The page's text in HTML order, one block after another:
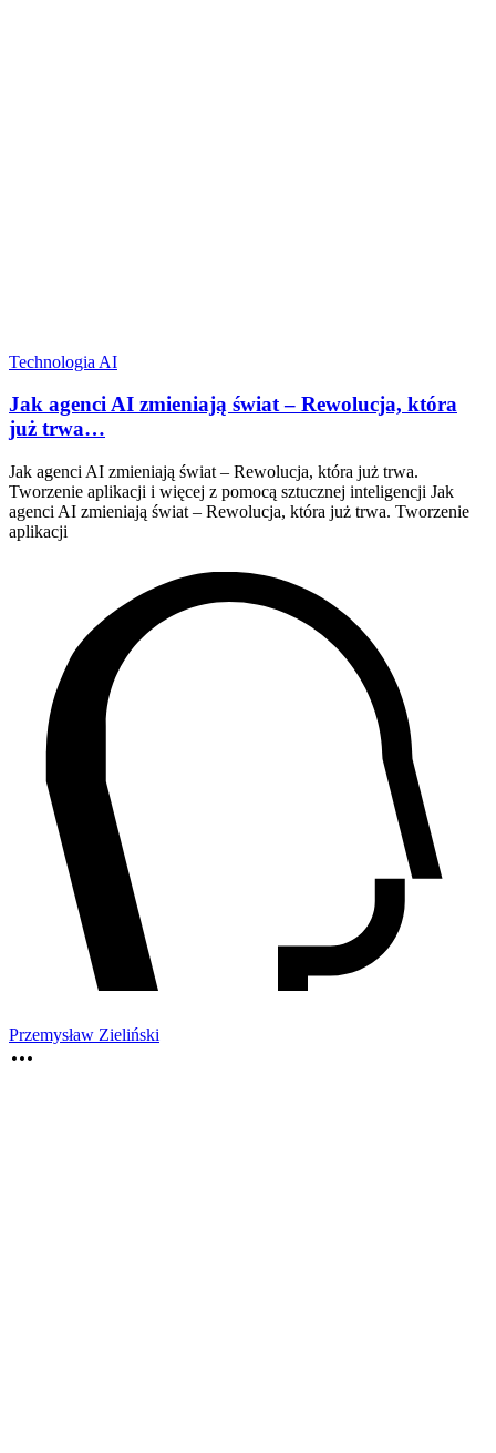
Technologia AI
Jak agenci AI zmieniają świat – Rewolucja, która
już trwa…
Jak agenci AI zmieniają świat – Rewolucja, która już trwa.
Tworzenie aplikacji i więcej z pomocą sztucznej inteligencji Jak
agenci AI zmieniają świat – Rewolucja, która już trwa. Tworzenie
aplikacji
Przemysław Zieliński